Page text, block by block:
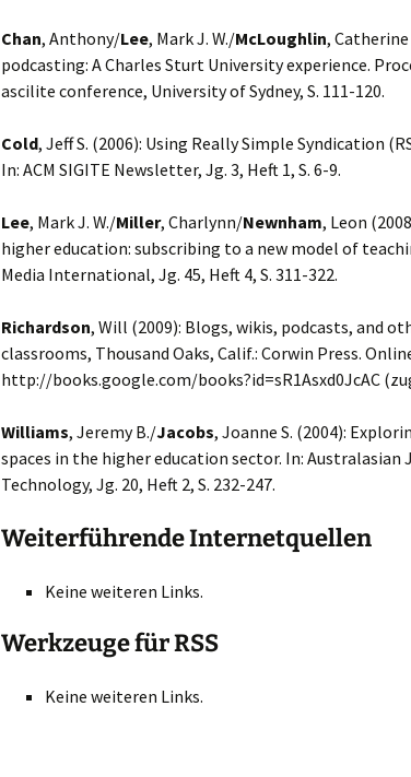
Chan, Anthony/Lee, Mark J. W./McLoughlin,
podcasting: A Charles Sturt University experience.
ascilite conference, University of Sydney, S. 111-120.
Cold, Jeff S. (2006): Using Really Simple Syndication
In: ACM SIGITE Newsletter, Jg. 3, Heft 1, S. 6-9.
Lee, Mark J. W./Miller, Charlynn/Newnham, Leon
higher education: subscribing to a new model of
Media International, Jg. 45, Heft 4, S. 311-322.
Richardson, Will (2009): Blogs, wikis, podcasts, and
classrooms, Thousand Oaks, Calif.: Corwin Press.
http://books.google.com/books?id=sR1Asxd0JcAC
Williams, Jeremy B./Jacobs, Joanne S. (2004):
spaces in the higher education sector. In: Australasian
Technology, Jg. 20, Heft 2, S. 232-247.
Weiterführende Internetquellen
Keine weiteren Links.
Werkzeuge für RSS
Keine weiteren Links.